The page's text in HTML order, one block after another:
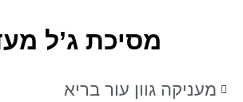
מסיכת ג’ל
מעניקה גוון עור בריא